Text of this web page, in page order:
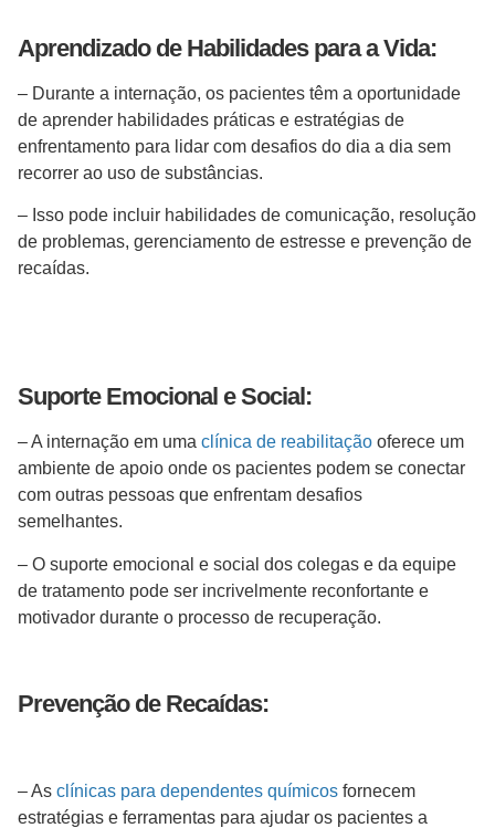
Aprendizado de Habilidades para a Vida:
– Durante a internação, os pacientes têm a oportunidade
de aprender habilidades práticas e estratégias de
enfrentamento para lidar com desafios do dia a dia sem
recorrer ao uso de substâncias.
– Isso pode incluir habilidades de comunicação, resolução
de problemas, gerenciamento de estresse e prevenção de
recaídas.
Suporte Emocional e Social:
– A internação em uma clínica de reabilitação oferece um
ambiente de apoio onde os pacientes podem se conectar
com outras pessoas que enfrentam desafios
semelhantes.
– O suporte emocional e social dos colegas e da equipe
de tratamento pode ser incrivelmente reconfortante e
motivador durante o processo de recuperação.
Prevenção de Recaídas:
– As clínicas para dependentes químicos fornecem
estratégias e ferramentas para ajudar os pacientes a